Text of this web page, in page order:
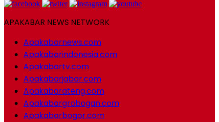
APAKABAR NEWS NETWORK
Apakabarnews.com
Apakabarindonesia.com
Apakabartv.com
Apakabarjabar.com
Apakabarateng.com
Apakabargrobogan.com
Apakabarbogor.com